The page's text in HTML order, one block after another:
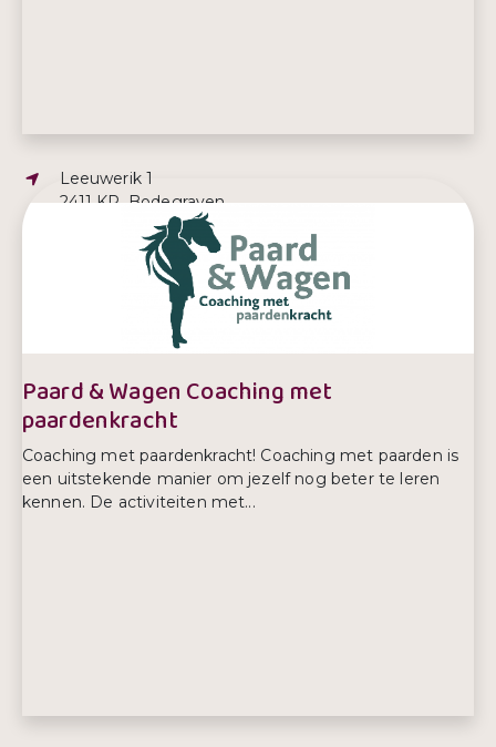
Adres:
Leeuwerik 1
2411 KR, Bodegraven
E-mailadres:
i.schippers@kindencoludens.nl
Telefoonnummer:
Paard & Wagen Coaching met
paardenkracht
Coaching met paardenkracht! Coaching met paarden is
een uitstekende manier om jezelf nog beter te leren
kennen. De activiteiten met...